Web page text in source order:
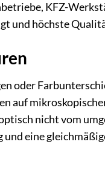
KFZ-
und höchste
oder
auf
nicht vom
eine